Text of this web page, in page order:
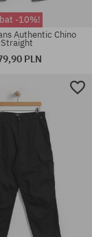
33X32; 34X32;
-10%!
Authentic Chino
Straight
PLN